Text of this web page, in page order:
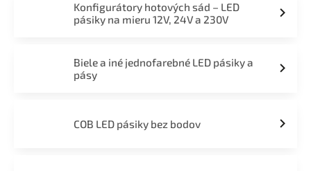
Konfigurátory hotových sád – LED
pásiky na mieru 12V, 24V a 230V
Biele a iné jednofarebné LED pásiky a
pásy
COB LED pásiky bez bodov